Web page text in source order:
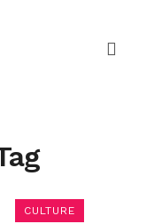
CULTURE